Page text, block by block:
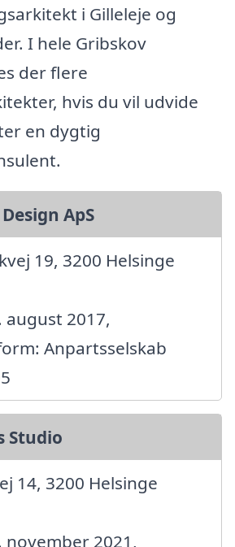
i Gilleleje og
I hele Gribskov
der flere
hvis du vil udvide
en dygtig
ApS
19, 3200 Helsinge
2017,
Anpartsselskab
Studio
14, 3200 Helsinge
2021,